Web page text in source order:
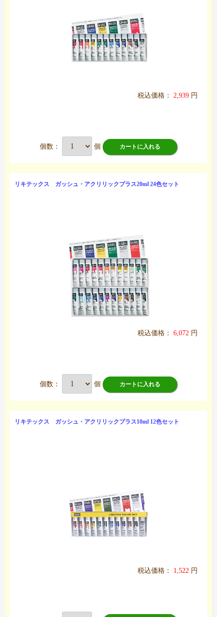
税込価格： 2,939 円
個数： 個 カートに入れる
リキテックス ガッシュ・アクリリックプラス20ml 24色セット
税込価格： 6,072 円
個数： 個 カートに入れる
リキテックス ガッシュ・アクリリックプラス10ml 12色セット
税込価格： 1,522 円